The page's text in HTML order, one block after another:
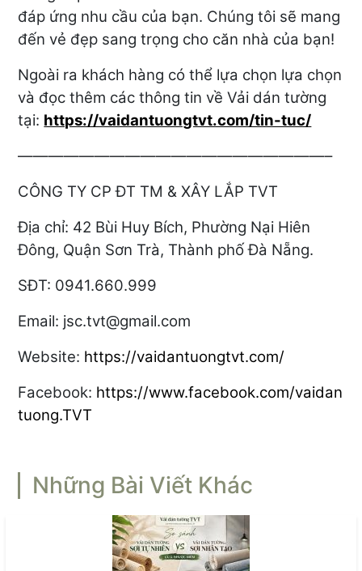
đáp ứng nhu cầu của bạn. Chúng tôi sẽ mang
đến vẻ đẹp sang trọng cho căn nhà của bạn!
Ngoài ra khách hàng có thể lựa chọn lựa chọn
và đọc thêm các thông tin về Vải dán tường
tại: https://vaidantuongtvt.com/tin-tuc/
————————————————————–
CÔNG TY CP ĐT TM & XÂY LẮP TVT
Địa chỉ: 42 Bùi Huy Bích, Phường Nại Hiên
Đông, Quận Sơn Trà, Thành phố Đà Nẵng.
SĐT: 0941.660.999
Email: jsc.tvt@gmail.com
Website: https://vaidantuongtvt.com/
Facebook: https://www.facebook.com/vaidan
tuong.TVT
Những Bài Viết Khác